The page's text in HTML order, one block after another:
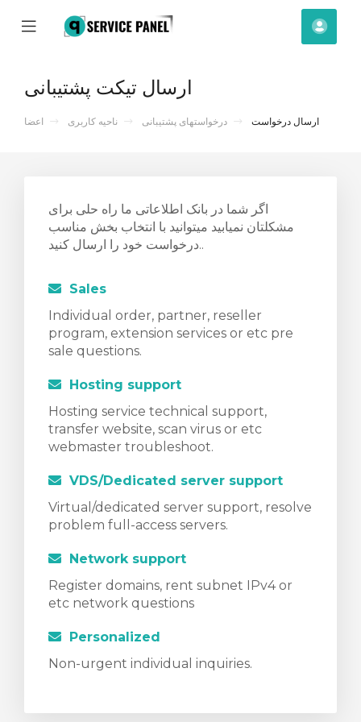
Mobile
ارسال تیکت پشتیبانی
اعضا ناحیه کاربری درخواستهای پشتیبانی ارسال درخواست
اگر شما در بانک اطلاعاتی ما راه حلی برای
مشکلتان نمیابید میتوانید با انتخاب بخش مناسب
درخواست خود را ارسال کنید..
Sales
Individual order, partner, reseller
program, extension services or etc pre
sale questions.
Hosting support
Hosting service technical support,
transfer website, scan virus or etc
webmaster troubleshoot.
VDS/Dedicated server support
Virtual/dedicated server support, resolve
problem full-access servers.
Network support
Register domains, rent subnet IPv4 or
etc network questions
Personalized
Non-urgent individual inquiries.